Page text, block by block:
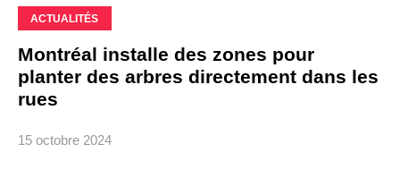
ACTUALITÉS
Montréal installe des zones pour
planter des arbres directement dans les
rues
15 octobre 2024